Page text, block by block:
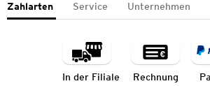
Zahlarten Service Unternehmen
In der Filiale Rechnung